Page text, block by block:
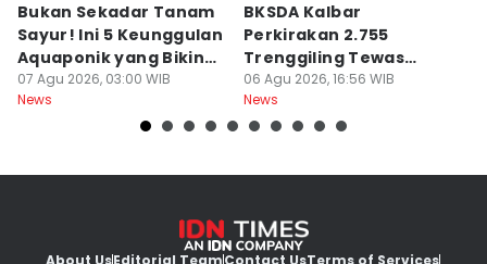
Bukan Sekadar Tanam
Sayur! Ini 5 Keunggulan
Aquaponik yang Bikin
Takjub
07 Agu 2026, 03:00 WIB
News
BKSDA Kalbar
Perkirakan 2.755
Trenggiling Tewas
untuk Dapat 551 Kg Sisik
06 Agu 2026, 16:56 WIB
News
About UsEditorial TeamContact UsTerms of Services